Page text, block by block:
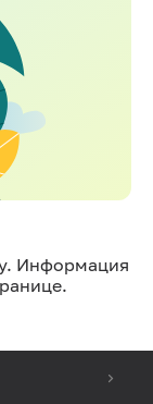
Информация